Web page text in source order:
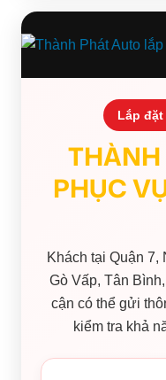
Lắp đặt
THÀNH
PHỤC
Khách tại Quận 7,
Gò Vấp, Tân
cận có thể gửi
kiểm tra khả